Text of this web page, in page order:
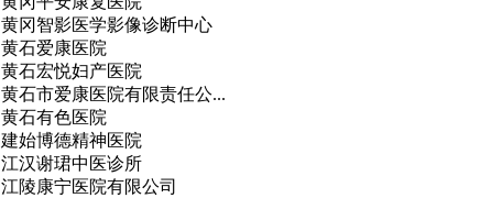
黄冈智影医学影像诊断中心
黄石爱康医院
黄石宏悦妇产医院
黄石市爱康医院有限责任公...
黄石有色医院
建始博德精神医院
江汉谢珺中医诊所
江陵康宁医院有限公司